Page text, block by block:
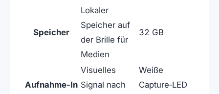
Speicher
Lokaler
Speicher auf
der Brille für
Medien
32 GB
Aufnahme‑In
Visuelles
Signal nach
Weiße
Capture‑LED